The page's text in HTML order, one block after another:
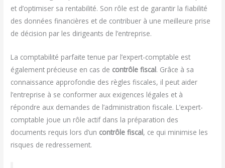
et d’optimiser sa rentabilité. Son rôle est de garantir la fiabilité
des données financières et de contribuer à une meilleure prise
de décision par les dirigeants de l’entreprise.
La comptabilité parfaite tenue par l’expert-comptable est
également précieuse en cas de contrôle fiscal. Grâce à sa
connaissance approfondie des règles fiscales, il peut aider
l’entreprise à se conformer aux exigences légales et à
répondre aux demandes de l’administration fiscale. L’expert-
comptable joue un rôle actif dans la préparation des
documents requis lors d’un contrôle fiscal, ce qui minimise les
risques de redressement.